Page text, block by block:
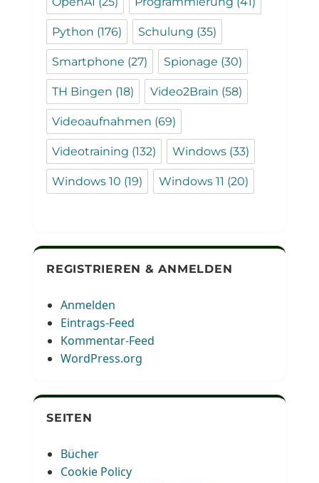
Python (176) Schulung (35)
Smartphone (27) Spionage (30)
TH Bingen (18) Video2Brain (58)
Videoaufnahmen (69)
Videotraining (132) Windows (33)
Windows 10 (19) Windows 11 (20)
REGISTRIEREN & ANMELDEN
Anmelden
Eintrags-Feed
Kommentar-Feed
WordPress.org
SEITEN
Bücher
Cookie Policy